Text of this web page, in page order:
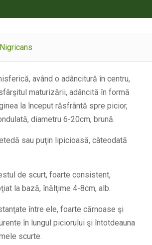
având o adâncitură în centru,
maturizării, adâncită în formă
la început răsfrântă spre picior,
diametru 6-20cm, brună.
sau puţin lipicioasă, câteodată
de scurt, foarte consistent,
la bază, înălţime 4-8cm, alb.
între ele, foarte cărnoase şi
în lungul piciorului şi întotdeauna
scurte.